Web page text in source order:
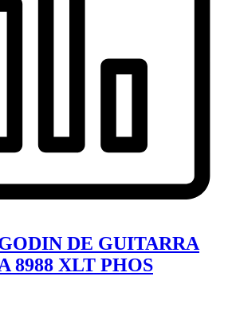
DE GUITARRA
8988 XLT PHOS